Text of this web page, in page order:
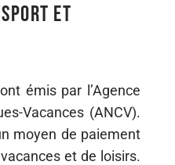
et
émis par l’Agence
Vacances (ANCV).
moyen de paiement
et de loisirs.